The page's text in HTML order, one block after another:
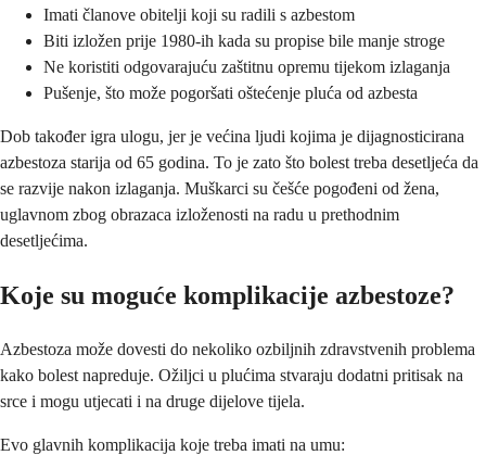
Imati članove obitelji koji su radili s azbestom
Biti izložen prije 1980-ih kada su propise bile manje stroge
Ne koristiti odgovarajuću zaštitnu opremu tijekom izlaganja
Pušenje, što može pogoršati oštećenje pluća od azbesta
Dob također igra ulogu, jer je većina ljudi kojima je dijagnosticirana
azbestoza starija od 65 godina. To je zato što bolest treba desetljeća da
se razvije nakon izlaganja. Muškarci su češće pogođeni od žena,
uglavnom zbog obrazaca izloženosti na radu u prethodnim
desetljećima.
Koje su moguće komplikacije azbestoze?
Azbestoza može dovesti do nekoliko ozbiljnih zdravstvenih problema
kako bolest napreduje. Ožiljci u plućima stvaraju dodatni pritisak na
srce i mogu utjecati i na druge dijelove tijela.
Evo glavnih komplikacija koje treba imati na umu: